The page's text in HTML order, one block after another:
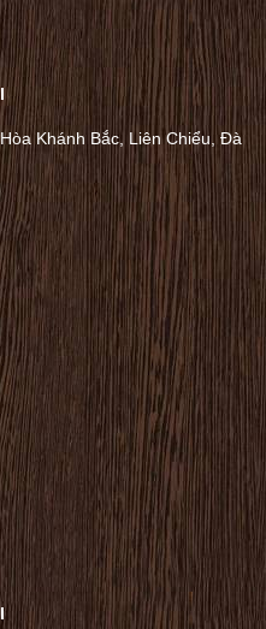
Khánh Bắc, Liên Chiểu, Đà